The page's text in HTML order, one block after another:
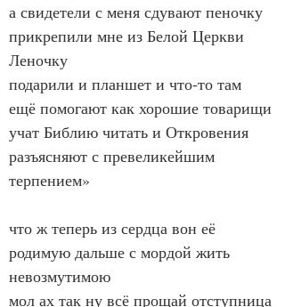
а свидетели с меня сдувают пеночку
прикрепили мне из Белой Церкви
Леночку
подарили и планшет и что-то там
ещё помогают как хорошие товарищи
учат Библию читать и Откровения
разъясняют с превеликейшим
терпением»
что ж теперь из сердца вон её
родимую дальше с мордой жить
невозмутимою
мол ах так ну всё прощай отступница